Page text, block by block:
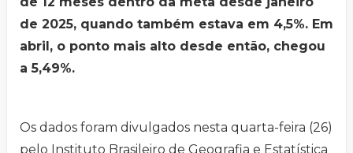
de 2025, quando também estava em 4,5%. Em
abril, o ponto mais alto desde então, chegou
a 5,49%.
Os dados foram divulgados nesta quarta-feira (26)
pelo Instituto Brasileiro de Geografia e Estatística